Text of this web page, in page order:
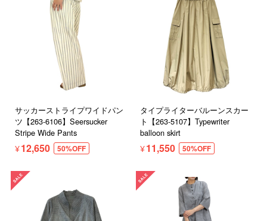
サッカーストライプワイドパン
ツ【263-6106】Seersucker
Stripe Wide Pants
¥12,650 50%OFF
タイプライターバルーンスカー
ト【263-5107】Typewriter
balloon skirt
¥11,550 50%OFF